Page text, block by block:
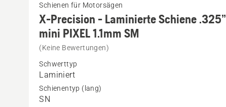
Details
zu
Laminierte
Schiene
Schienen für Motorsägen
X-Precision - Laminierte Schiene .325”
mini PIXEL 1.1mm SM
(Keine Bewertungen)
Schwerttyp
Laminiert
Schienentyp (lang)
SN